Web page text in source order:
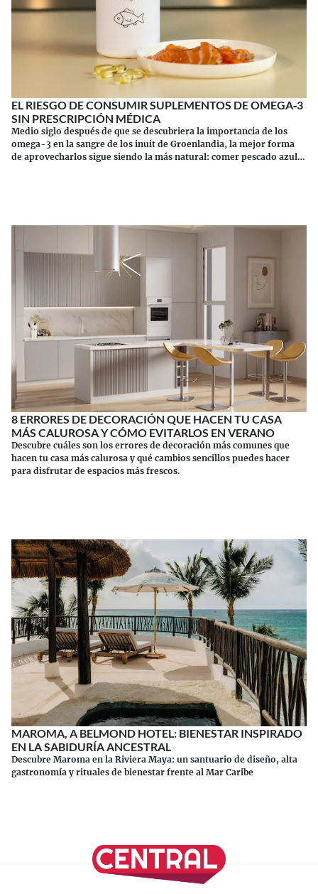
EL RIESGO DE CONSUMIR SUPLEMENTOS DE OMEGA‑3
SIN PRESCRIPCIÓN MÉDICA
Medio siglo después de que se descubriera la importancia de los
omega-3 en la sangre de los inuit de Groenlandia, la mejor forma
de aprovecharlos sigue siendo la más natural: comer pescado azul.
8 ERRORES DE DECORACIÓN QUE HACEN TU CASA
MÁS CALUROSA Y CÓMO EVITARLOS EN VERANO
Descubre cuáles son los errores de decoración más comunes que
hacen tu casa más calurosa y qué cambios sencillos puedes hacer
para disfrutar de espacios más frescos.
MAROMA, A BELMOND HOTEL: BIENESTAR INSPIRADO
EN LA SABIDURÍA ANCESTRAL
Descubre Maroma en la Riviera Maya: un santuario de diseño, alta
gastronomía y rituales de bienestar frente al Mar Caribe